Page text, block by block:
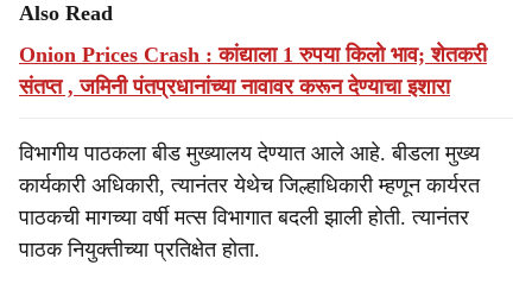
Also Read
Onion Prices Crash : कांद्याला 1 रुपया किलो भाव; शेतकरी
संतप्त , जमिनी पंतप्रधानांच्या नावावर करून देण्याचा इशारा
विभागीय पाठकला बीड मुख्यालय देण्यात आले आहे. बीडला मुख्य
कार्यकारी अधिकारी, त्यानंतर येथेच जिल्हाधिकारी म्हणून कार्यरत
पाठकची मागच्या वर्षी मत्स विभागात बदली झाली होती. त्यानंतर
पाठक नियुक्तीच्या प्रतिक्षेत होता.